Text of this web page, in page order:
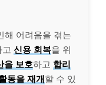
해 어려움을 겪는
신용 회복을 위
을 보호하고 합리
동을 재개할 수 있